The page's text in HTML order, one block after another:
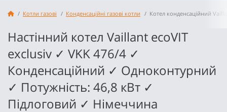
Котли газові Конденсаційні газові котли Котел конденсаційний
Настінний котел Vaillant ecoVIT
exclusiv ✓ VKK 476/4 ✓
Конденсаційний ✓ Одноконтурний
✓ Потужність: 46,8 кВт ✓
Підлоговий ✓ Німеччина